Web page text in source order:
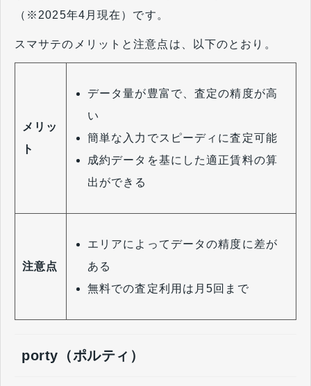
（※2025年4月現在）です。
スマサテのメリットと注意点は、以下のとおり。
メリッ
ト
データ量が豊富で、査定の精度が高
い
簡単な入力でスピーディに査定可能
成約データを基にした適正賃料の算
出ができる
注意点
エリアによってデータの精度に差が
ある
無料での査定利用は月5回まで
porty（ポルティ）